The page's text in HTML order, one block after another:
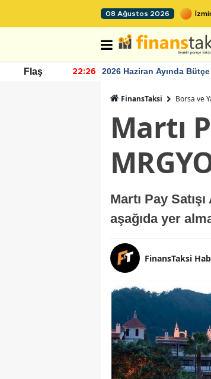
08 Ağustos 2026
Flaş 22:26
2026 Haziran Ayında Bütçe
FinansTaksi Borsa ve
Martı
Martı Pay
aşağıda yer
FinansTaksi